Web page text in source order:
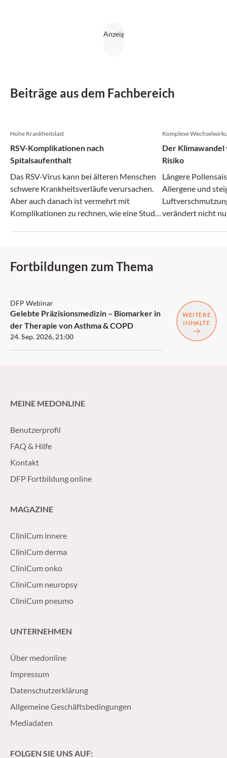
Beiträge aus dem Fachbereich
Hohe Krankheitslast
RSV-Komplikationen nach
Spitalsaufenthalt
Das RSV-Virus kann bei älteren Menschen
schwere Krankheitsverläufe verursachen.
Aber auch danach ist vermehrt mit
Komplikationen zu rechnen, wie eine Studie
Komplexe
Der
Risiko
Längere
Allergene und
verändert nicht
Fortbildungen zum Thema
DFP Webinar
Gelebte Präzisionsmedizin – Biomarker in
der Therapie von Asthma & COPD
24. Sep. 2026, 21:00
WEITERE
INHALTE
MEINE MEDONLINE
Benutzerprofil
FAQ & Hilfe
Kontakt
DFP Fortbildung online
MAGAZINE
CliniCum innere
CliniCum derma
CliniCum onko
CliniCum neuropsy
CliniCum pneumo
UNTERNEHMEN
Über medonline
Impressum
Datenschutzerklärung
Allgemeine Geschäftsbedingungen
Mediadaten
FOLGEN SIE UNS AUF: